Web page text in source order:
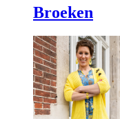
Broeken